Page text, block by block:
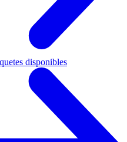
disponibles